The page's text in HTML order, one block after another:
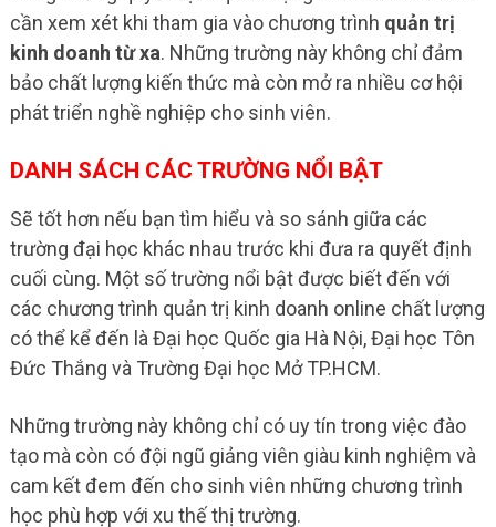
cần xem xét khi tham gia vào chương trình quản trị
kinh doanh từ xa. Những trường này không chỉ đảm
bảo chất lượng kiến thức mà còn mở ra nhiều cơ hội
phát triển nghề nghiệp cho sinh viên.
DANH SÁCH CÁC TRƯỜNG NỔI BẬT
Sẽ tốt hơn nếu bạn tìm hiểu và so sánh giữa các
trường đại học khác nhau trước khi đưa ra quyết định
cuối cùng. Một số trường nổi bật được biết đến với
các chương trình quản trị kinh doanh online chất lượng
có thể kể đến là Đại học Quốc gia Hà Nội, Đại học Tôn
Đức Thắng và Trường Đại học Mở TP.HCM.
Những trường này không chỉ có uy tín trong việc đào
tạo mà còn có đội ngũ giảng viên giàu kinh nghiệm và
cam kết đem đến cho sinh viên những chương trình
học phù hợp với xu thế thị trường.